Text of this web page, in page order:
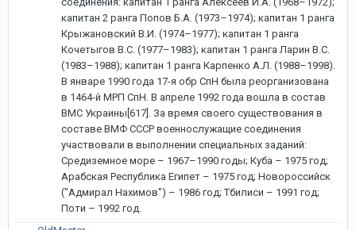
капитан 2 ранга Попов Б.А. (1973–1974); капитан 1 ранга
Крыжановский В.И. (1974–1977); капитан 1 ранга
Кочетыгов В.С. (1977–1983); капитан 1 ранга Ларин В.С.
(1983–1988); капитан 1 ранга Карпенко А.Л. (1988–1998).
В январе 1990 года 17-я обр СпН была реорганизована
в 1464-й МРП СпН. В апреле 1992 года вошла в состав
ВМС Украины[617]. За время своего существования в
составе ВМФ СССР военнослужащие соединения
участвовали в выполнении специальных заданий:
Средиземное море – 1967–1990 годы; Куба – 1975 год;
Арабская Республика Египет – 1975 год; Новороссийск
("Адмирал Нахимов") – 1986 год; Тбилиси – 1991 год;
Поти – 1992 год.